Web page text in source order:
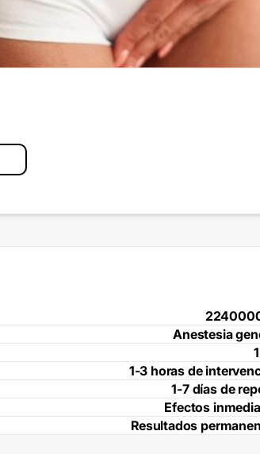
Anestesia
1-3 horas de
1-7 días de
Efectos
Resultados